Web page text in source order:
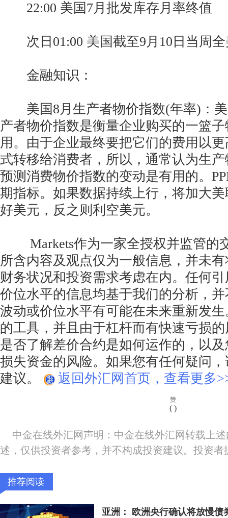
22:00 美国7月批发库存月率终值
次日01:00 美国截至9月10日当周全
金融知识：
美国8月生产者物价指数(年率)：美
产者物价指数是衡量企业购买的一篮
用。由于企业最终要把它们的费用以
式转移给消费者，所以，通常认为生
预测消费物价指数的变动是有用的。
期指标。如果数据持续上行，将加大
好美元，反之则利空美元。
Markets作为一家全授权并监管的
所含内容及观点仅为一般信息，并未
财务状况和投资需求考虑在内。任何
价位水平的信息均基于我们的分析，
波动或价位水平有可能在未来重新发
的工具，并且由于杠杆而有快速亏损
是否了解差价合约是如何运作的，以
损失资金的风险。如果您有任何疑问
建议。
返回外汇网首页，查看更多
赞
( )
中金在线外汇网声明：中金在线外汇网转载上
述，仅供投资者参考，并不构成投资建议。投资
推荐阅读
亚洲： 欧洲央行确认将放慢债